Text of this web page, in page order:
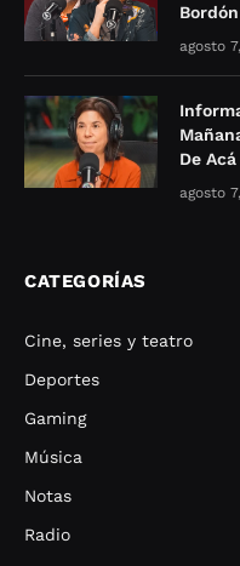
Bordón
agosto
De
agosto
CATEGORÍAS
Cine, series y teatro
Deportes
Gaming
Música
Notas
Radio